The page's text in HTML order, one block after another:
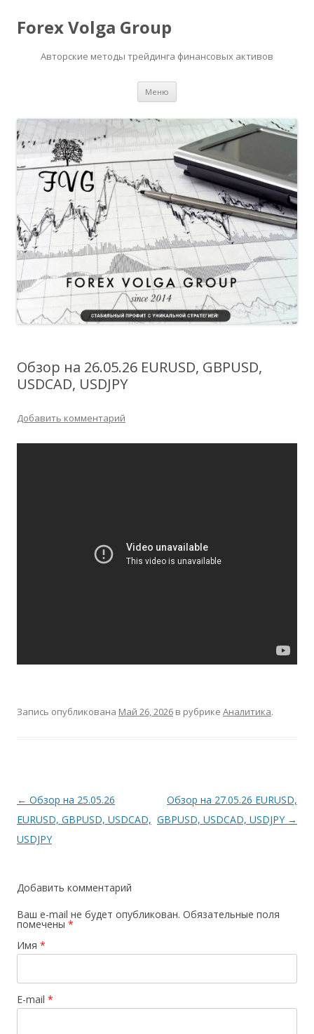
Forex Volga Group
Авторские методы трейдинга финансовых активов
Меню
Обзор на 26.05.26 EURUSD, GBPUSD,
USDCAD, USDJPY
Добавить комментарий
Запись опубликована Май 26, 2026 в рубрике Аналитика.
Навигация
по
записям
← Обзор на 25.05.26
EURUSD, GBPUSD, USDCAD,
USDJPY
Обзор на 27.05.26 EURUSD,
GBPUSD, USDCAD, USDJPY →
Добавить комментарий
Ваш e-mail не будет опубликован. Обязательные поля
помечены *
Имя *
E-mail *